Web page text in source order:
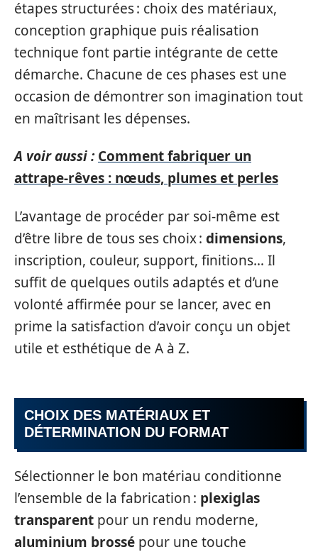
étapes structurées : choix des matériaux,
conception graphique puis réalisation
technique font partie intégrante de cette
démarche. Chacune de ces phases est une
occasion de démontrer son imagination tout
en maîtrisant les dépenses.
A voir aussi : Comment fabriquer un
attrape-rêves : nœuds, plumes et perles
L’avantage de procéder par soi-même est
d’être libre de tous ses choix : dimensions,
inscription, couleur, support, finitions… Il
suffit de quelques outils adaptés et d’une
volonté affirmée pour se lancer, avec en
prime la satisfaction d’avoir conçu un objet
utile et esthétique de A à Z.
CHOIX DES MATÉRIAUX ET
DÉTERMINATION DU FORMAT
Sélectionner le bon matériau conditionne
l’ensemble de la fabrication : plexiglas
transparent pour un rendu moderne,
aluminium brossé pour une touche